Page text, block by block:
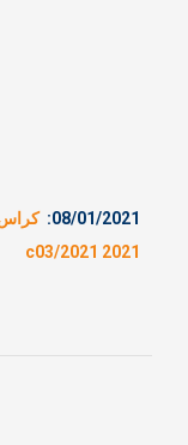
2021 c03/2021
08/01/2021:
كراس
2021 c03/2021